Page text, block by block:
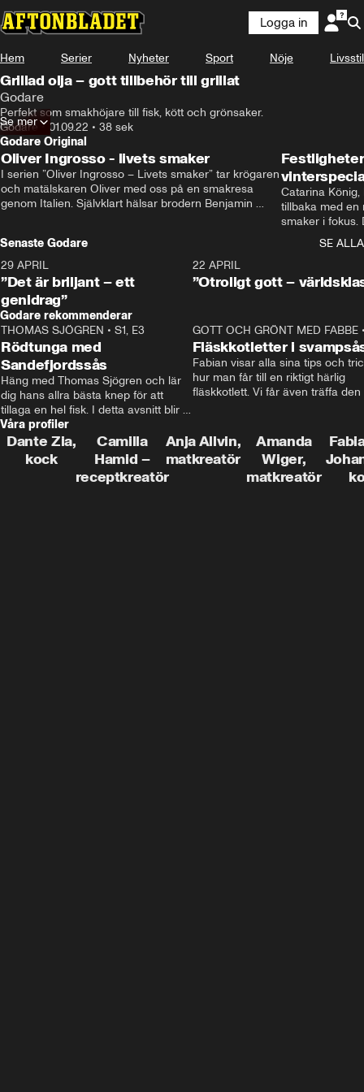
Logga in
Hem Serier Nyheter Sport Nöje Livsstil
Grillad olja – gott tillbehör till grillat
Godare
Perfekt som smakhöjare till fisk, kött och grönsaker.
Godare • 01.09.22 • 38 sek
Se mer
Godare Original
Oliver Ingrosso - livets smaker
I serien ”Oliver Ingrosso – Livets smaker” tar krögaren
och matälskaren Oliver med oss på en smakresa
genom Italien. Självklart hälsar brodern Benjamin
Catarina
tillbaka med en
smaker i fokus.
julfavoriter
Senaste Godare
SE ALLA
29 APRIL
”Det är briljant – ett
genidrag”
22 APRIL
”Otroligt gott –
Godare rekommenderar
THOMAS SJÖGREN • S1, E3
Rödtunga med
Sandefjordssås
Häng med Thomas Sjögren och lär
dig hans allra bästa knep för att
tillaga en hel fisk. I detta avsnitt blir
de helstekt rödtunga med
sandefjordssås och en magisk sallad
på pepparrot och äpple.
GOTT OCH GRÖNT MED FABBE
Fläskkotletter i
Fabian visar alla sina tips och
hur man får till en riktigt härlig
fläskkotlett. Vi får även träffa den
grisbonde på Gotland.
Våra profiler
Dante Zia,
kock
Camilla
Hamid –
receptkreatör
Anja Allvin,
matkreatör
Amanda
Wiger,
matkreatör